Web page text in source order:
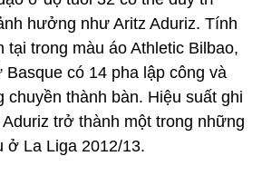
hưởng như Aritz Aduriz. Tính
tại trong màu áo Athletic Bilbao,
có 14 pha lập công và
chuyền thành bàn. Hiệu suất ghi
trở thành một trong những
ở La Liga 2012/13.